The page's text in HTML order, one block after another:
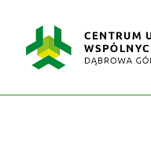
content
Centrum
Usług
Wspólnych
Górniczej